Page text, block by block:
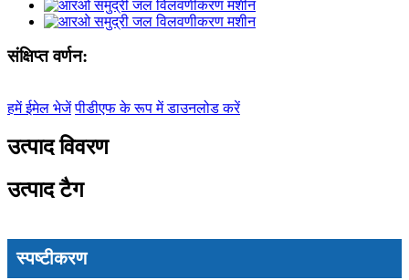
संक्षिप्त वर्णन:
हमें ईमेल भेजें पीडीएफ के रूप में डाउनलोड करें
उत्पाद विवरण
उत्पाद टैग
स्पष्टीकरण